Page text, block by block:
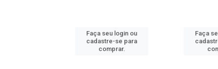
Faça seu login ou
cadastre-se para
comprar.
Faça